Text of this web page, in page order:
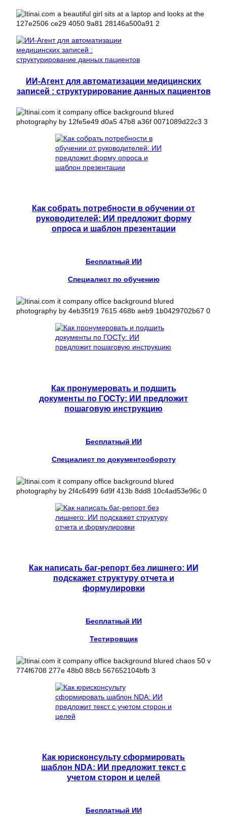
ИИ-Агент для автоматизации медицинских
записей : структурирование данных пациентов
Как собрать потребности в обучении от
руководителей: ИИ предложит форму
опроса и шаблон презентации
Бесплатный ИИ
Специалист по обучению
Как пронумеровать и подшить
документы по ГОСТу: ИИ предложит
пошаговую инструкцию
Бесплатный ИИ
Специалист по документообороту
Как написать баг-репорт без лишнего: ИИ
подскажет структуру отчета и
формулировки
Бесплатный ИИ
Тестировщик
Как юрисконсульту сформировать
шаблон NDA: ИИ предложит текст с
учетом сторон и целей
Бесплатный ИИ